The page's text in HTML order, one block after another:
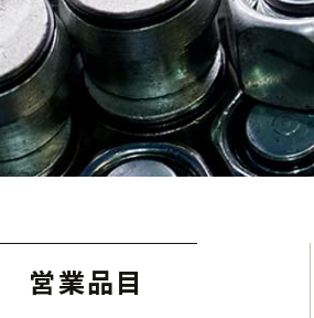
営業品目